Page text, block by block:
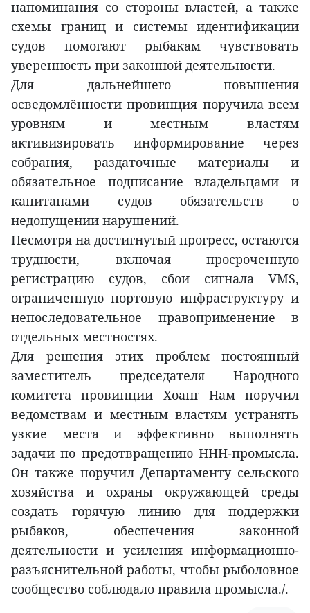
напоминания со стороны властей, а также
схемы границ и системы идентификации
судов помогают рыбакам чувствовать
уверенность при законной деятельности.
Для дальнейшего повышения
осведомлённости провинция поручила всем
уровням и местным властям
активизировать информирование через
собрания, раздаточные материалы и
обязательное подписание владельцами и
капитанами судов обязательств о
недопущении нарушений.
Несмотря на достигнутый прогресс, остаются
трудности, включая просроченную
регистрацию судов, сбои сигнала VMS,
ограниченную портовую инфраструктуру и
непоследовательное правоприменение в
отдельных местностях.
Для решения этих проблем постоянный
заместитель председателя Народного
комитета провинции Хоанг Нам поручил
ведомствам и местным властям устранять
узкие места и эффективно выполнять
задачи по предотвращению ННН-промысла.
Он также поручил Департаменту сельского
хозяйства и охраны окружающей среды
создать горячую линию для поддержки
рыбаков, обеспечения законной
деятельности и усиления информационно-
разъяснительной работы, чтобы рыболовное
сообщество соблюдало правила промысла./.